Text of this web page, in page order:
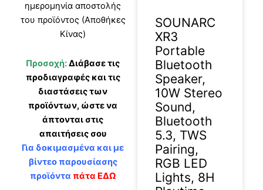
ημερομηνία αποστολής
του προϊόντος (Αποθήκες
Κίνας)
Προσοχή:Διάβασε τις
προδιαγραφές και τις
διαστάσεις των
προϊόντων, ώστε να
άπτονται στις
απαιτήσεις σου
Για δοκιμασμένα και με
βίντεο παρουσίασης
προϊόντα πάτα ΕΔΩ
SOUNARC
XR3
Portable
Bluetooth
Speaker,
10W Stereo
Sound,
Bluetooth
5.3, TWS
Pairing,
RGB LED
Lights, 8H